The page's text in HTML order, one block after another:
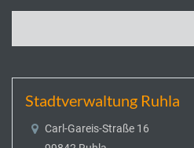
Stadtverwaltung Ruhla
Carl-Gareis-Straße 16